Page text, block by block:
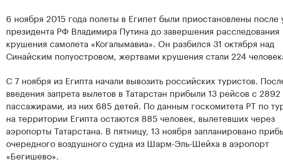
6 ноября 2015 года полеты в Египет были приостановлены после
президента РФ Владимира Путина до завершения расследования
крушения самолета «Когалымавиа». Он разбился 31 октября над
Синайским полуостровом, жертвами крушения стали 224
С 7 ноября из Египта начали вывозить российских туристов.
введения запрета вылетов в Татарстан прибыли 13 рейсов с 2892
пассажирами, из них 685 детей. По данным госкомитета РТ по
на территории Египта остаются 885 человек, вылетевших через
аэропорты Татарстана. В пятницу, 13 ноября запланировано
очередного воздушного судна из Шарм-Эль-Шейха в аэропорт
«Бегишево».